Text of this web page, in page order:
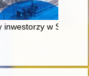
w XVI-
inwestorzy w